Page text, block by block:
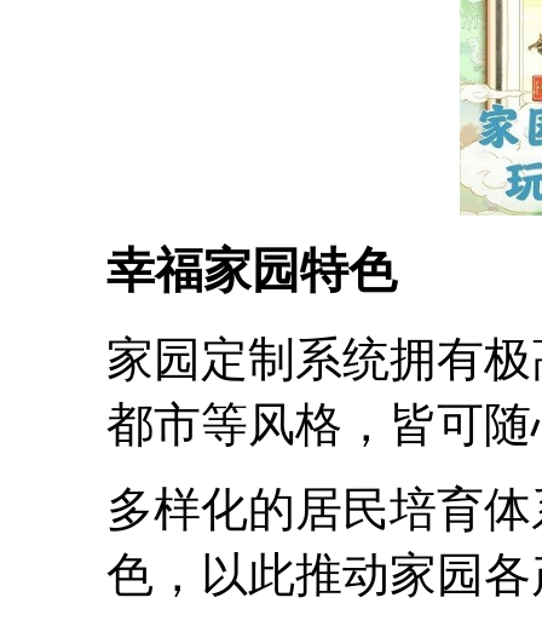
幸福家园特色
家园定制系统拥有
都市等风格，皆可
多样化的居民培育
色，以此推动家园